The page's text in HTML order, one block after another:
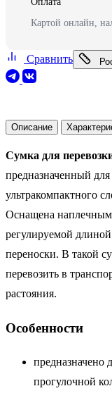
Картой онлайн,
Сравнить
Описание
Сумка для
предназначенный
ультракомпактного
Оснащена наплечным
регулируемой
переноски. В такой
перевозить в
растояния.
Особенности
предназначено
прогулочной